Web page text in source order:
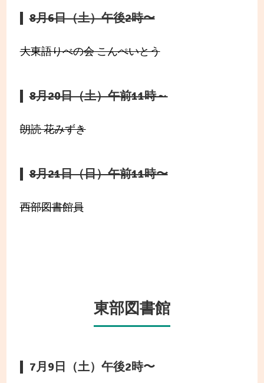
8月6日（土）午後2時〜
大東語りべの会 こんぺいとう
8月20日（土）午前11時～
朗読 花みずき
8月21日（日）午前11時〜
西部図書館員
東部図書館
7月9日（土）午後2時〜